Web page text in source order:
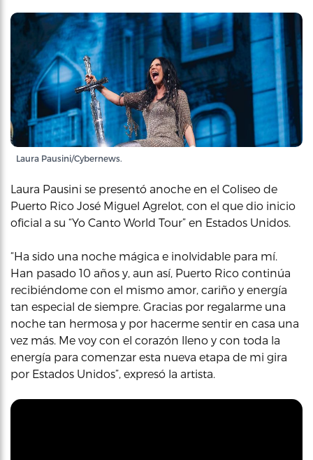
Laura Pausini/Cybernews.
Laura Pausini se presentó anoche en el Coliseo de
Puerto Rico José Miguel Agrelot, con el que dio inicio
oficial a su “Yo Canto World Tour” en Estados Unidos.
“Ha sido una noche mágica e inolvidable para mí.
Han pasado 10 años y, aun así, Puerto Rico continúa
recibiéndome con el mismo amor, cariño y energía
tan especial de siempre. Gracias por regalarme una
noche tan hermosa y por hacerme sentir en casa una
vez más. Me voy con el corazón lleno y con toda la
energía para comenzar esta nueva etapa de mi gira
por Estados Unidos”, expresó la artista.